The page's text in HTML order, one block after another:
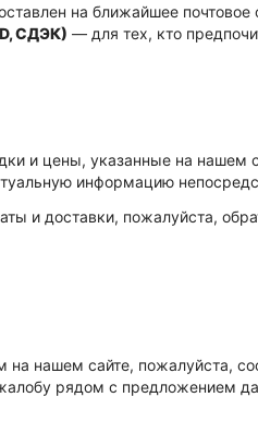
на ближайшее почтовое
СДЭК) — для тех, кто
и цены, указанные на нашем
информацию
и доставки, пожалуйста,
на нашем сайте,
рядом с предложением